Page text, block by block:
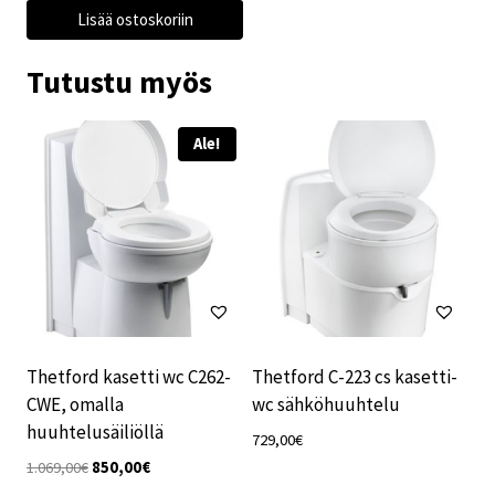
Lisää ostoskoriin
Tutustu myös
Ale!
Thetford kasetti wc C262-
CWE, omalla
huuhtelusäiliöllä
1.069,00€ Alkuperäinen
850,00€Nykyinen
Thetford C-223 cs kasetti-
wc sähköhuuhtelu
729,00€